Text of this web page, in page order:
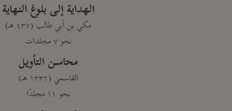
الهداية إلى بلوغ النهاية
مكي بن أبي طالب (٤٣٧ هـ)
نحو ٧ مجلدات
محاسن التأويل
القاسمي (١٣٣٢ هـ)
نحو ١١ مجلدًا